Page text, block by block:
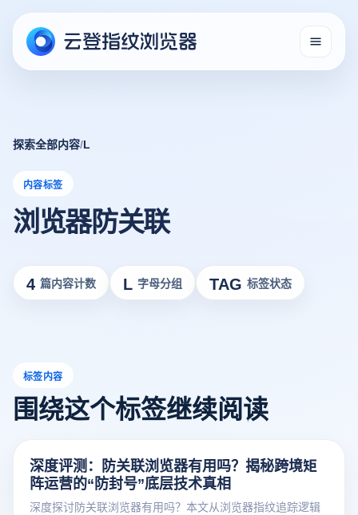
探索全部内容/L
内容标签
浏览器防关联
4 篇内容计数 L 字母分组 TAG 标签状态
标签内容
围绕这个标签继续阅读
深度评测：防关联浏览器有用吗？揭秘跨境矩
阵运营的“防封号”底层技术真相
深度探讨防关联浏览器有用吗？本文从浏览器指纹追踪逻辑